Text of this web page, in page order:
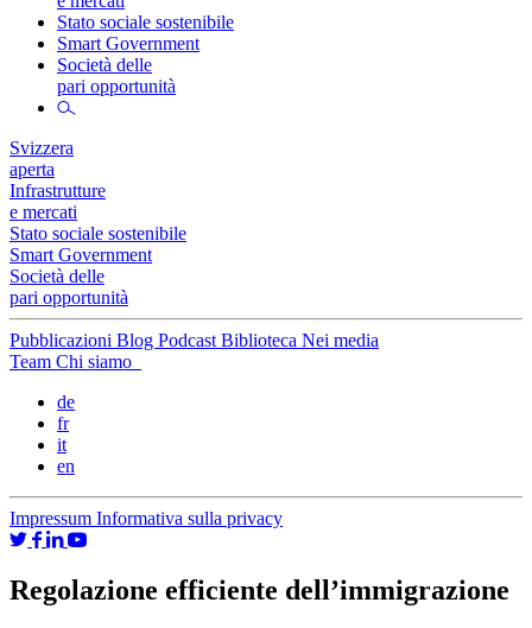
Stato sociale sostenibile
Smart Government
Società delle
pari opportunità
Svizzera
aperta
Infrastrutture
e mercati
Stato sociale sostenibile
Smart Government
Società delle
pari opportunità
Pubblicazioni Blog Podcast Biblioteca Nei media
Team Chi siamo
de
fr
it
en
Impressum Informativa sulla privacy
Regolazione efficiente dell’immigrazione